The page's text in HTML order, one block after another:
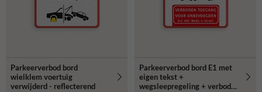
Parkeerverbod bord
wielklem voertuig
verwijderd - reflecterend
Parkeerverbod bord E1 met
eigen tekst +
wegsleepregeling + verboden